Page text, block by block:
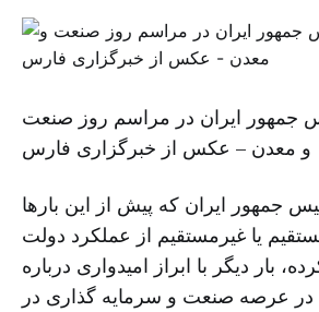
جمهور ایران در مراسم روز صنعت
و معدن – عکس از خبرگزاری فارس
جمهور ایران که پیش از این بارها
یا غیرمستقیم از عملکرد دولت
بار دیگر با ابراز امیدواری درباره
در عرصه صنعت و سرمایه گذاری در